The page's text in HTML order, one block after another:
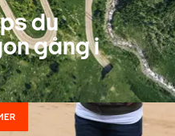
du
gång i